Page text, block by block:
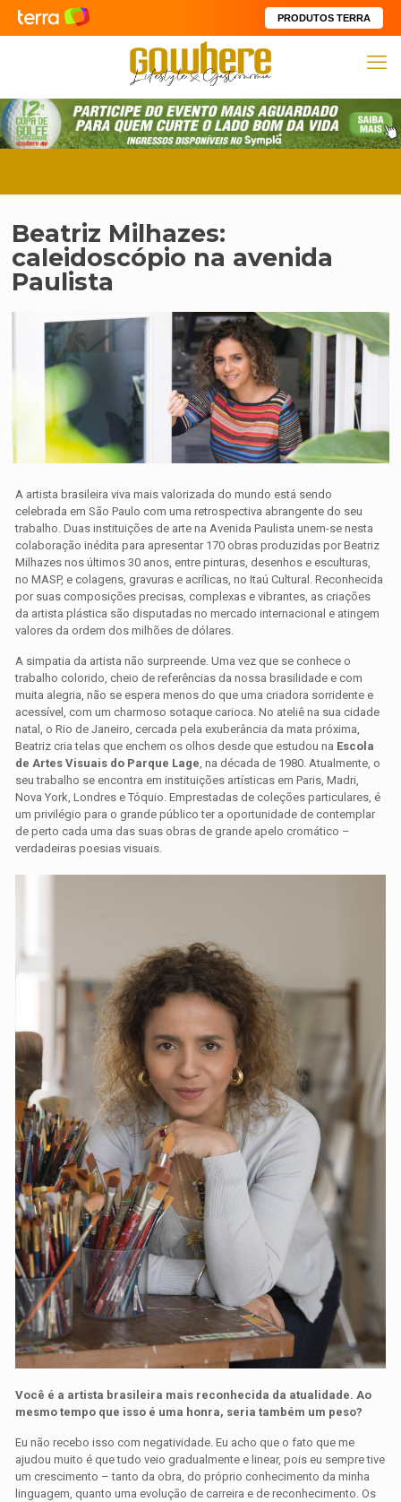
PRODUTOS TERRA
Beatriz Milhazes:
caleidoscópio na avenida
Paulista
A artista brasileira viva mais valorizada do mundo está sendo
celebrada em São Paulo com uma retrospectiva abrangente do seu
trabalho. Duas instituições de arte na Avenida Paulista unem-se nesta
colaboração inédita para apresentar 170 obras produzidas por Beatriz
Milhazes nos últimos 30 anos, entre pinturas, desenhos e esculturas,
no MASP, e colagens, gravuras e acrílicas, no Itaú Cultural. Reconhecida
por suas composições precisas, complexas e vibrantes, as criações
da artista plástica são disputadas no mercado internacional e atingem
valores da ordem dos milhões de dólares.
A simpatia da artista não surpreende. Uma vez que se conhece o
trabalho colorido, cheio de referências da nossa brasilidade e com
muita alegria, não se espera menos do que uma criadora sorridente e
acessível, com um charmoso sotaque carioca. No ateliê na sua cidade
natal, o Rio de Janeiro, cercada pela exuberância da mata próxima,
Beatriz cria telas que enchem os olhos desde que estudou na Escola
de Artes Visuais do Parque Lage, na década de 1980. Atualmente, o
seu trabalho se encontra em instituições artísticas em Paris, Madri,
Nova York, Londres e Tóquio. Emprestadas de coleções particulares, é
um privilégio para o grande público ter a oportunidade de contemplar
de perto cada uma das suas obras de grande apelo cromático –
verdadeiras poesias visuais.
Você é a artista brasileira mais reconhecida da atualidade. Ao
mesmo tempo que isso é uma honra, seria também um peso?
Eu não recebo isso com negatividade. Eu acho que o fato que me
ajudou muito é que tudo veio gradualmente e linear, pois eu sempre tive
um crescimento – tanto da obra, do próprio conhecimento da minha
linguagem, quanto uma evolução de carreira e de reconhecimento. Os